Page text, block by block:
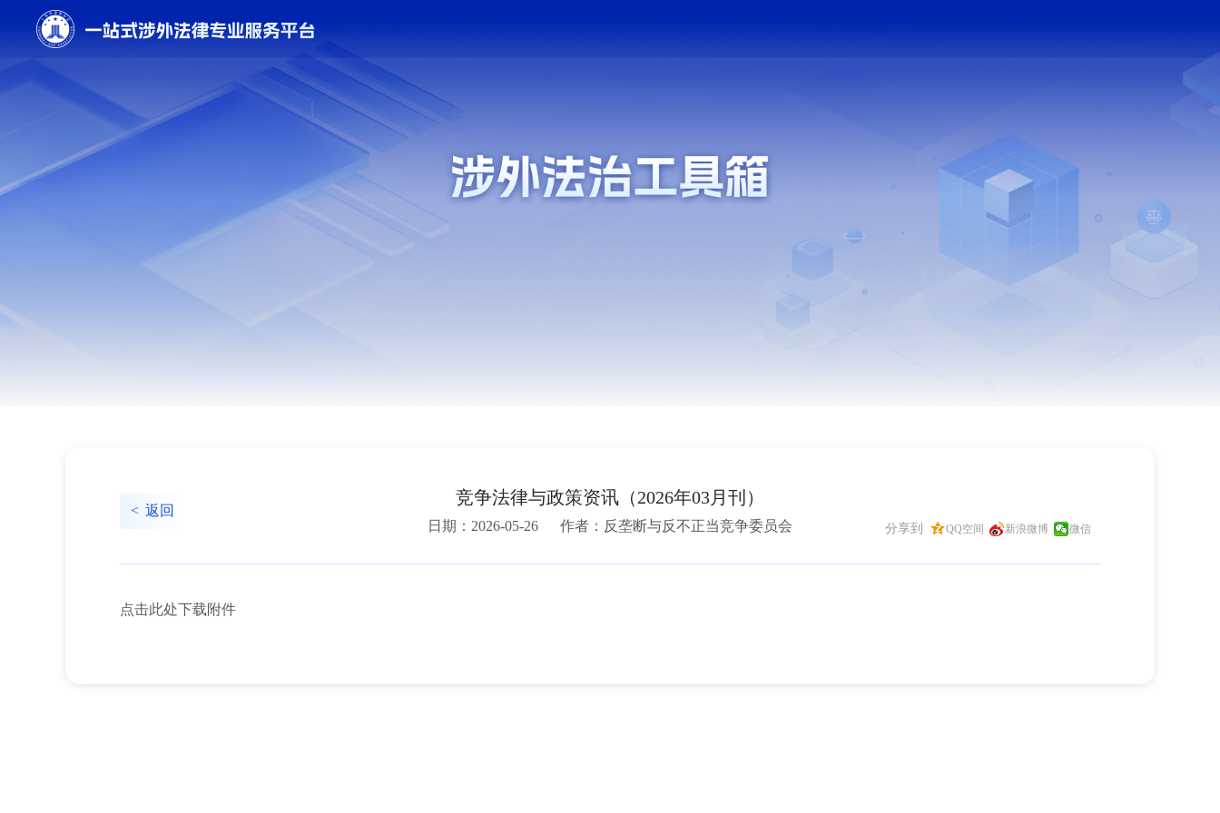
< 返回
竞争法律与政策资讯（2026年03月刊）
日期：2026-05-26 作者：反垄断与反不正当竞争委员会 分享到 QQ空间 新浪微博 微信
点击此处下载附件